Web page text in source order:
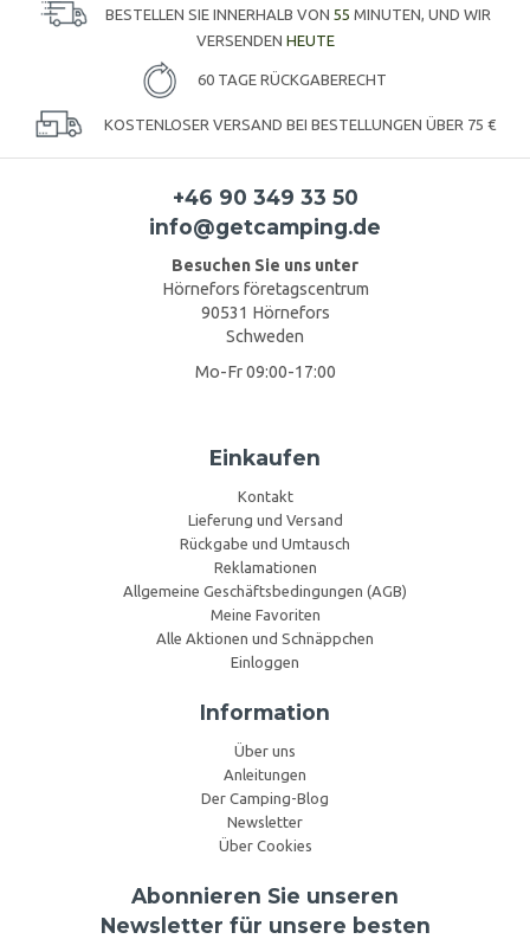
BESTELLEN SIE INNERHALB VON 55 MINUTEN, UND WIR
VERSENDEN HEUTE
60 TAGE RÜCKGABERECHT
KOSTENLOSER VERSAND BEI BESTELLUNGEN ÜBER 75 €
+46 90 349 33 50
info@getcamping.de
Besuchen Sie uns unter
Hörnefors företagscentrum
90531 Hörnefors
Schweden
Mo-Fr 09:00-17:00
Einkaufen
Kontakt
Lieferung und Versand
Rückgabe und Umtausch
Reklamationen
Allgemeine Geschäftsbedingungen (AGB)
Meine Favoriten
Alle Aktionen und Schnäppchen
Einloggen
Information
Über uns
Anleitungen
Der Camping-Blog
Newsletter
Über Cookies
Abonnieren Sie unseren
Newsletter für unsere besten